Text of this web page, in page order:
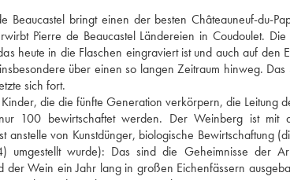
bringt einen der besten Châteauneuf-du-
Pierre de Beaucastel Ländereien in Coudoulet. Die
heute in die Flaschen eingraviert ist und auch auf den
über einen so langen Zeitraum hinweg. Das
sich fort.
die die fünfte Generation verkörpern, die Leitung
100 bewirtschaftet werden. Der Weinberg ist mit
anstelle von Kunstdünger, biologische Bewirtschaftung
umgestellt wurde): Das sind die Geheimnisse der
Wein ein Jahr lang in großen Eichenfässern